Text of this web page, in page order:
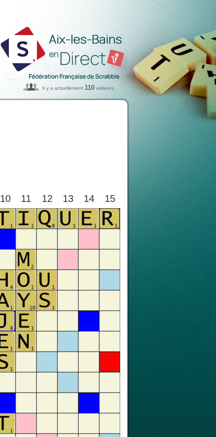
Il y a actuellement 110 visiteurs
10 11 12 13 14
15